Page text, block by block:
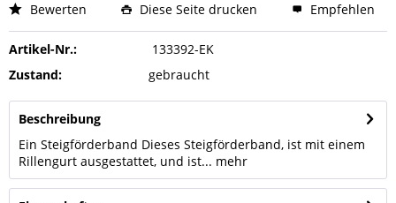
Bewerten Diese Seite drucken Empfehlen
Artikel-Nr.:
133392-EK
Zustand:
gebraucht
Beschreibung
Ein Steigförderband Dieses Steigförderband, ist mit einem
Rillengurt ausgestattet, und ist... mehr